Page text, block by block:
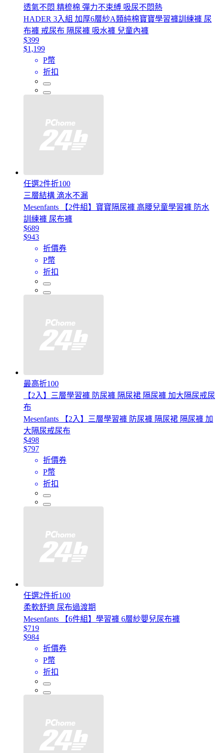
透氣不悶 精梳棉 彈力不束縛 吸尿不悶熱
HADER 3入組 加厚6層紗A類純棉寶寶學習褲訓練褲 尿
布褲 戒尿布 隔尿褲 吸水褲 兒童內褲
$399
$1,199
P幣
折扣
任選2件折100
三層結構 滴水不漏
Mesenfants 【2件組】寶寶隔尿褲 高腰兒童學習褲 防水
訓練褲 尿布褲
$689
$943
折價券
P幣
折扣
最高折100
【2入】三層學習褲 防尿褲 隔尿裙 隔尿褲 加大隔尿戒尿
布
Mesenfants 【2入】三層學習褲 防尿褲 隔尿裙 隔尿褲 加
大隔尿戒尿布
$498
$797
折價券
P幣
折扣
任選2件折100
柔軟舒適 尿布過渡期
Mesenfants 【6件組】學習褲 6層紗嬰兒尿布褲
$719
$984
折價券
P幣
折扣